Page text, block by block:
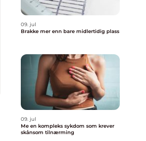
09. jul
Brakke mer enn bare midlertidig plass
09. jul
Me en kompleks sykdom som krever
skånsom tilnærming